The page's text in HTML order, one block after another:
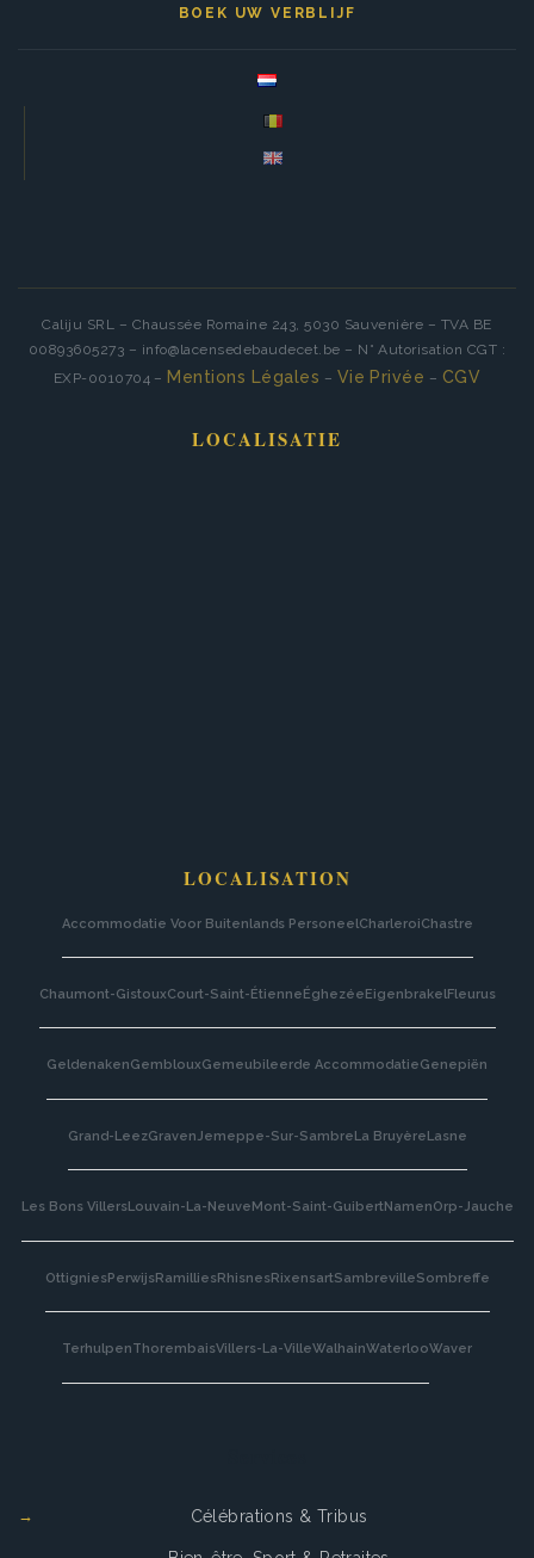
BOEK UW VERBLIJF
Caliju SRL – Chaussée Romaine 243, 5030 Sauvenière – TVA BE
00893605273 – info@lacensedebaudecet.be – N° Autorisation CGT :
EXP-0010704 – Mentions Légales – Vie Privée – CGV
LOCALISATIE
LOCALISATION
Accommodatie Voor Buitenlands PersoneelCharleroiChastre
Chaumont-GistouxCourt-Saint-ÉtienneÉghezéeEigenbrakelFleurus
GeldenakenGemblouxGemeubileerde AccommodatieGenepiën
Grand-LeezGravenJemeppe-Sur-SambreLa BruyèreLasne
Les Bons VillersLouvain-La-Neuve Mont-Saint-GuibertNamenOrp-Jauche
OttigniesPerwijsRamilliesRhisnesRixensartSambrevilleSombreffe
TerhulpenThorembaisVillers-La-VilleWalhainWaterlooWaver
Célébrations & Tribus